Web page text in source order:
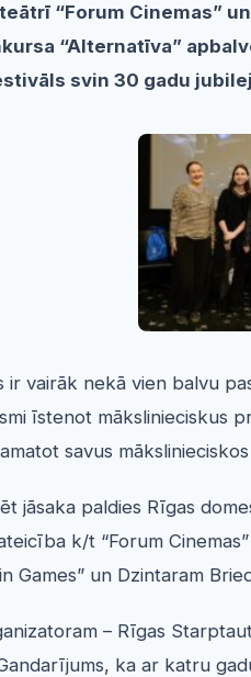
“Forum Cinemas”
“Alternatīva”
svin 30 gadu
ir vairāk nekā vien balvu
īstenot mākslinieciskus
savus
jāsaka paldies Rīgas
k/t “Forum
Games” un Dzintaram
– Rīgas
ka ar katru